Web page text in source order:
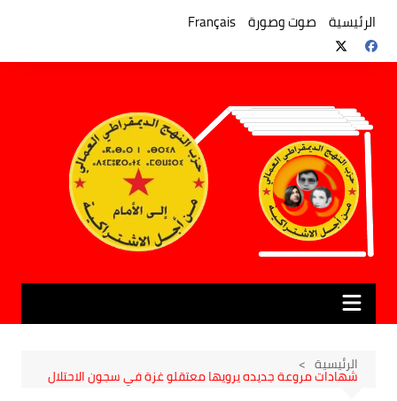
المحتوى
الرئيسية صوت وصورة Français
الرئيسية
شهادات مروعة جديده يرويها معتقلو غزة في سجون الاحتلال